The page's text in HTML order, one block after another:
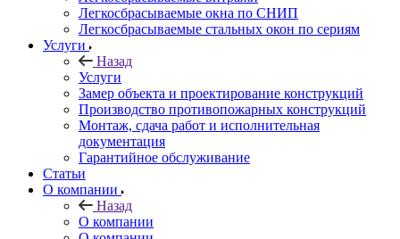
Легкосбрасываемые окна по СНИП
Легкосбрасываемые стальных окон по сериям
Услуги
Назад
Услуги
Замер объекта и проектирование конструкций
Производство противопожарных конструкций
Монтаж, сдача работ и исполнительная
документация
Гарантийное обслуживание
Статьи
О компании
Назад
О компании